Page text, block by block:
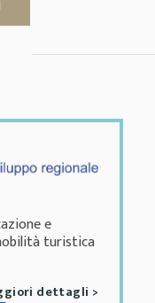
e
turistica
dettagli >